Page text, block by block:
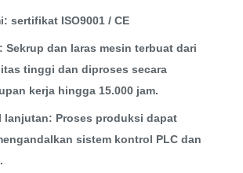
sertifikat ISO9001 / CE
Sekrup dan laras mesin terbuat dari
tinggi dan diproses secara
kerja hingga 15.000 jam.
lanjutan: Proses produksi dapat
sistem kontrol PLC dan